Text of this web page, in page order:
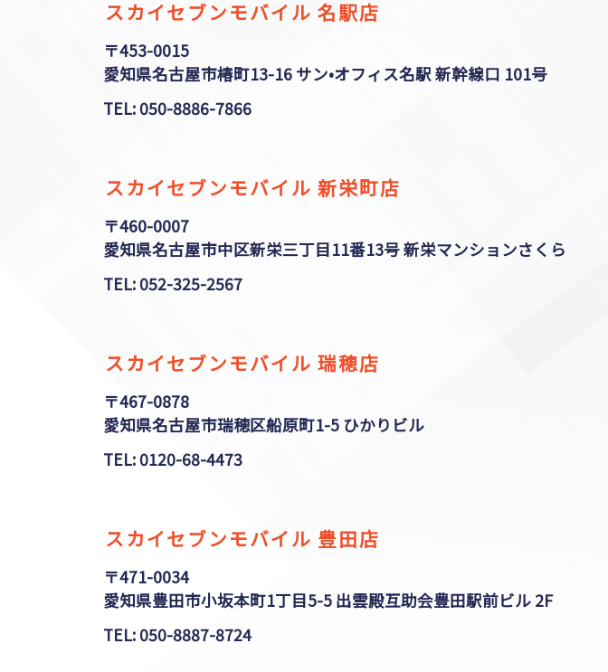
スカイセブンモバイル 名駅店
〒453-0015
愛知県名古屋市椿町13-16 サン•オフィス名駅 新幹線口 101号
TEL: 050-8886-7866
スカイセブンモバイル 新栄町店
〒460-0007
愛知県名古屋市中区新栄三丁目11番13号 新栄マンションさくら
TEL: 052-325-2567
スカイセブンモバイル 瑞穂店
〒467-0878
愛知県名古屋市瑞穂区船原町1-5 ひかりビル
TEL: 0120-68-4473
スカイセブンモバイル 豊田店
〒471-0034
愛知県豊田市小坂本町1丁目5-5 出雲殿互助会豊田駅前ビル 2F
TEL: 050-8887-8724